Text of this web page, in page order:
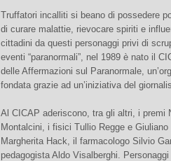
Truffatori incalliti si beano di possedere
di curare malattie, rievocare spiriti e
cittadini da questi personaggi privi di
eventi “paranormali”, nel 1989 è nato il
delle Affermazioni sul Paranormale,
fondata grazie ad un’iniziativa del
Al CICAP aderiscono, tra gli altri, i premi
Montalcini, i fisici Tullio Regge e Giuliano
Margherita Hack, il farmacologo Silvio
pedagogista Aldo Visalberghi.